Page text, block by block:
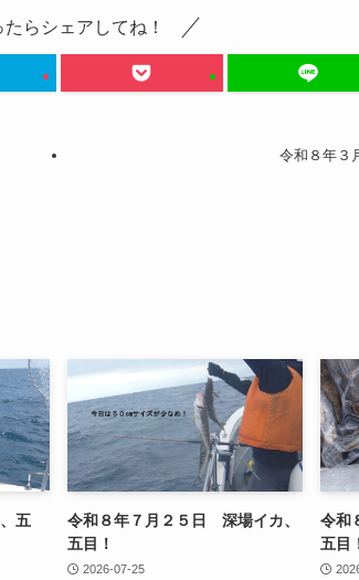
たらシェアしてね！
令和８年３
五
令和８年７月２５日 深場イカ、
五目！
2026-07-25
令和
五目